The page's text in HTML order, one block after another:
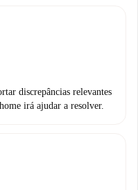
discrepâncias relevantes
irá ajudar a resolver.